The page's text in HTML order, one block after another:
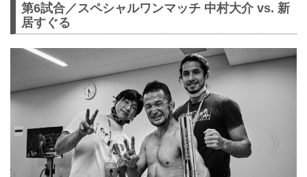
第6試合／スペシャルワンマッチ 中村大介 vs. 新
居すぐる